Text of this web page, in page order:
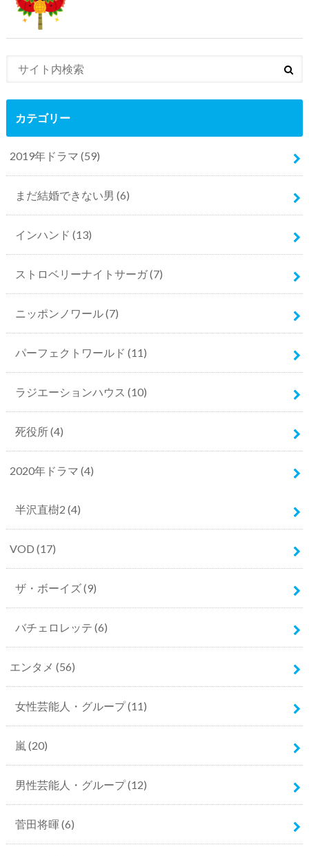
カテゴリー
2019年ドラマ (59)
まだ結婚できない男 (6)
インハンド (13)
ストロベリーナイトサーガ(7)
ニッポンノワール(7)
パーフェクトワールド (11)
ラジエーションハウス (10)
死役所(4)
2020年ドラマ (4)
半沢直樹2 (4)
VOD (17)
ザ・ボーイズ(9)
バチェロレッテ (6)
エンタメ (56)
女性芸能人・グループ(11)
嵐 (20)
男性芸能人・グループ(12)
菅田将暉 (6)